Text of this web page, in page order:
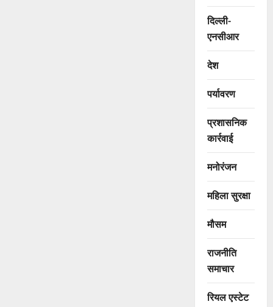
दिल्ली-
एनसीआर
देश
पर्यावरण
प्रशासनिक
कार्रवाई
मनोरंजन
महिला सुरक्षा
मौसम
राजनीति
समाचार
रियल एस्टेट